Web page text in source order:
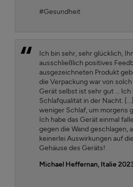
#Gesundheit
Ich bin sehr, sehr glücklich,
ausschließlich positives
ausgezeichneten Produkt
die Verpackung war von
Gerät selbst ist sehr gut ...
Schlafqualität in der Nacht.
weniger Schlaf, um morgens
Ich habe das Gerät einmal
gegen die Wand geschlagen,
keinerlei Auswirkungen auf
Gehäuse des Geräts!
Michael Heffernan, Italie